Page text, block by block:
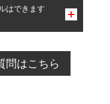
。
り、同時にご予約が
はできます
いる場合のご予約
ご予約の店舗まで
問はこちら